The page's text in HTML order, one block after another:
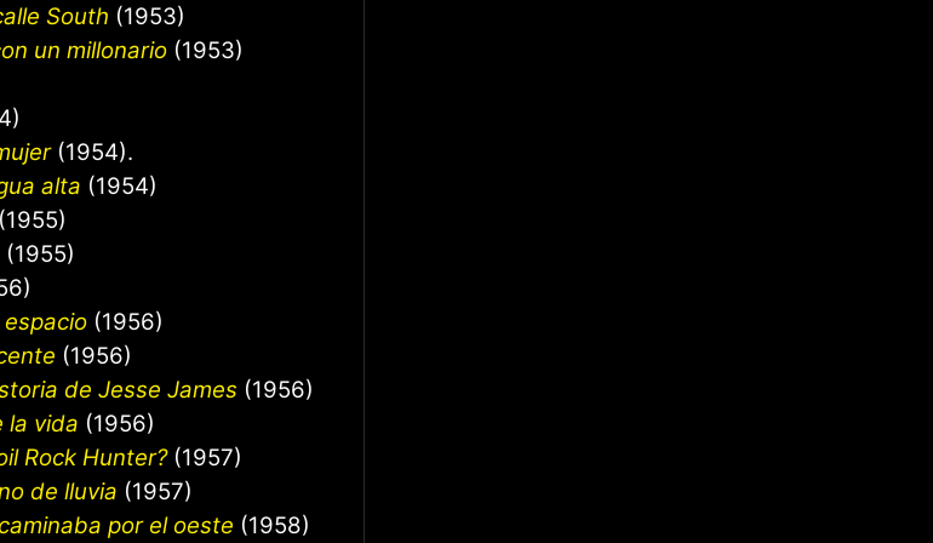
South (1953)
un millonario (1953)
(1954).
alta (1954)
(1955)
(1955)
espacio (1956)
(1956)
de Jesse James (1956)
la vida (1956)
Rock Hunter? (1957)
de lluvia (1957)
por el oeste (1958)